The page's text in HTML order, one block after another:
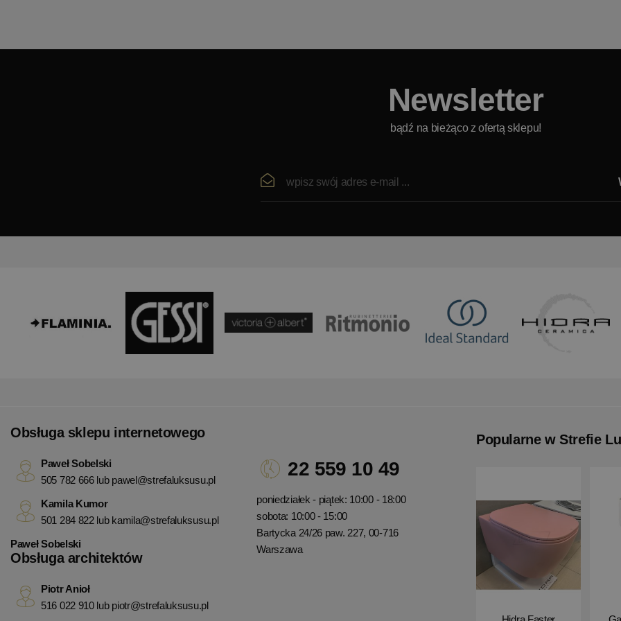
Newsletter
bądź na bieżąco z ofertą sklepu!
Popularne w Strefie
22 559 10 49
poniedziałek - piątek: 10:00 - 18:00
sobota: 10:00 - 15:00
Bartycka 24/26 paw. 227, 00-716
Warszawa
Obsługa sklepu internetowego
Paweł Sobelski
505 782 666 lub pawel@strefaluksusu.pl
Kamila Kumor
501 284 822 lub kamila@strefaluksusu.pl
Paweł Sobelski
Obsługa architektów
Piotr Anioł
516 022 910 lub piotr@strefaluksusu.pl